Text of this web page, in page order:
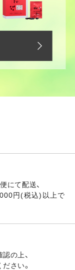
にて配送、
円(税込)以上で
の上、
さい。